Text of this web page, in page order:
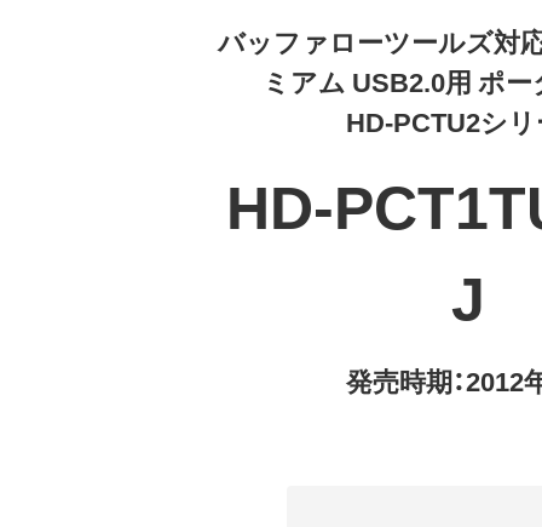
バッファローツールズ対
ミアム USB2.0用 ポ
HD-PCTU2シ
HD-
J
発売時期：2012